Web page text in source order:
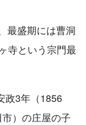
最盛期には曹洞
寺という宗門最
政3年（1856
）の庄屋の子